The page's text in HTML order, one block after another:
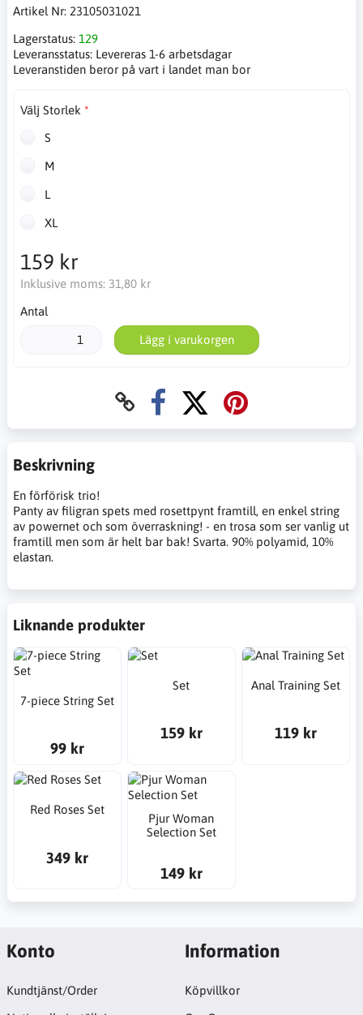
Artikel Nr: 23105031021
Lagerstatus: 129
Leveransstatus: Levereras 1-6 arbetsdagar
Leveranstiden beror på vart i landet man bor
Välj Storlek
S
M
L
XL
159 kr
Inklusive moms: 31,80 kr
Antal
Lägg i varukorgen
Beskrivning
En förförisk trio!
Panty av filigran spets med rosettpynt framtill, en enkel string
av powernet och som överraskning! - en trosa som ser vanlig ut
framtill men som är helt bar bak! Svarta. 90% polyamid, 10%
elastan.
Liknande produkter
7-piece String Set
99 kr
Set
159 kr
Anal Training Set
119 kr
Red Roses Set
349 kr
Pjur Woman
Selection Set
149 kr
Konto
Kundtjänst/Order
Information
Köpvillkor